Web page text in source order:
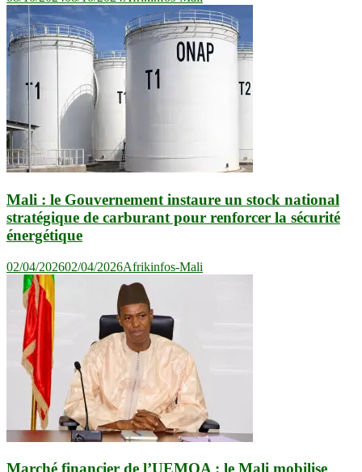
Mali : le Gouvernement instaure un stock national
stratégique de carburant pour renforcer la sécurité
énergétique
02/04/202602/04/2026Afrikinfos-Mali